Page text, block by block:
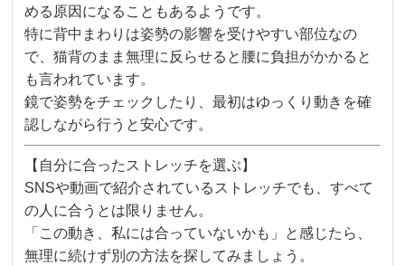
める原因になることもあるようです。
特に背中まわりは姿勢の影響を受けやすい部位なの
で、猫背のまま無理に反らせると腰に負担がかかると
も言われています。
鏡で姿勢をチェックしたり、最初はゆっくり動きを確
認しながら行うと安心です。
【自分に合ったストレッチを選ぶ】
SNSや動画で紹介されているストレッチでも、すべて
の人に合うとは限りません。
「この動き、私には合っていないかも」と感じたら、
無理に続けず別の方法を探してみましょう。